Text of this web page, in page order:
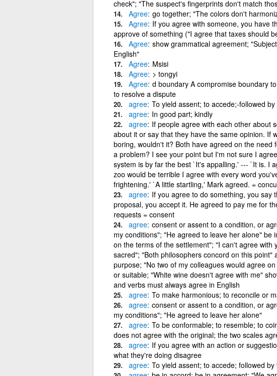
check"; "The suspect's fingerprints don't match
Agree go together; "The colors don't
Agree If you agree with someone, you have
approve of something ("I agree that taxes should
Agree show grammatical agreement;
English"
Agree Msisi
Agree > tongyi
Agree d boundary A compromise boundary
to resolve a dispute
agree To yield assent; to accede;-followed
agree In good part; kindly
agree If people agree with each other about
about it or say that they have the same opinion. If
boring, wouldn't it? Both have agreed on the
a problem? I see your point but I'm not sure I
system is by far the best `It's appalling.' --- `It is. I
zoo would be terrible I agree with every word
frightening.' `A little startling,' Mark agreed. =
agree If you agree to do something, you say
proposal, you accept it. He agreed to pay me for
requests = consent
agree consent or assent to a condition, or
my conditions"; "He agreed to leave her alone" be
on the terms of the settlement"; "I can't agree with
sacred"; "Both philosophers concord on this
purpose; "No two of my colleagues would agree
or suitable; "White wine doesn't agree with me"
and verbs must always agree in English
agree To make harmonious; to reconcile or
agree consent or assent to a condition, or
my conditions"; "He agreed to leave her alone"
agree To be conformable; to resemble; to
does not agree with the original; the two scales
agree If you agree with an action or
what they're doing disagree
agree To yield assent; to accede; followed